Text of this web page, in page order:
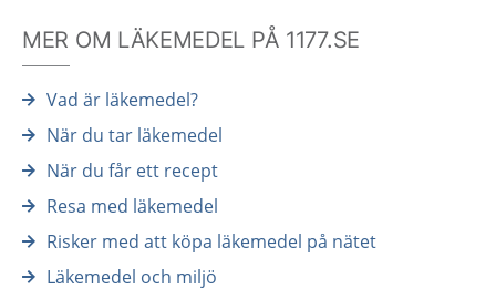
MER OM LÄKEMEDEL PÅ 1177.SE
Vad är läkemedel?
När du tar läkemedel
När du får ett recept
Resa med läkemedel
Risker med att köpa läkemedel på nätet
Läkemedel och miljö